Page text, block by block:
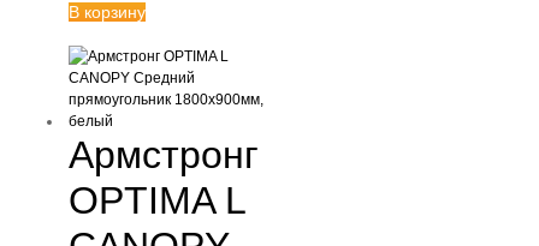
В корзину
Армстронг
OPTIMA L